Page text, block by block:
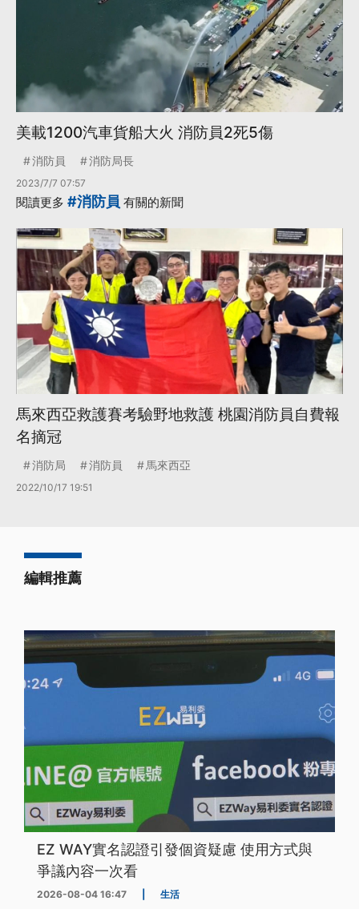
美載1200汽車貨船大火 消防員2死5傷
消防員 消防局長
2023/7/7 07:57
閱讀更多 #消防員 有關的新聞
馬來西亞救護賽考驗野地救護 桃園消防員自費報
名摘冠
消防局 消防員 馬來西亞
2022/10/17 19:51
編輯推薦
EZ WAY實名認證引發個資疑慮 使用方式與
爭議內容一次看
2026-08-04 16:47 生活